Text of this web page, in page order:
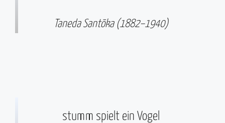
Taneda Santōka (1882–1940)
stumm spielt ein Vogel